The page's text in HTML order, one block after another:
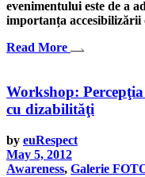
evenimentului este de a
importanța accesibilizării
Read More
Workshop:
cu dizabilităţi
by euRespect
May 5, 2012
Awareness, Galerie